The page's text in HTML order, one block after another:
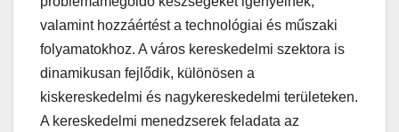
valamint hozzáértést a technológiai és műszaki
folyamatokhoz. A város kereskedelmi szektora is
dinamikusan fejlődik, különösen a
kiskereskedelmi és nagykereskedelmi területeken.
A kereskedelmi menedzserek feladata az